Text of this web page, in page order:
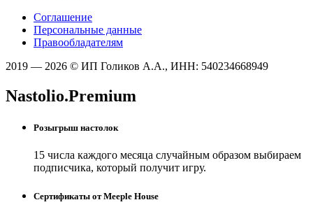
Соглашение
Персональные данные
Правообладателям
2019 — 2026 © ИП Голиков А.А., ИНН: 540234668949
Nastolio.Premium
Розыгрыш настолок
15 числа каждого месяца случайным образом выбираем
подписчика, который получит игру.
Сертификаты от Meeple House